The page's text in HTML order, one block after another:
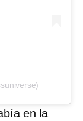
en la